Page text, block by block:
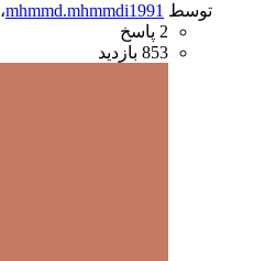
توسط mhmmd.mhmmdi1991،
2 پاسخ
853 بازدید